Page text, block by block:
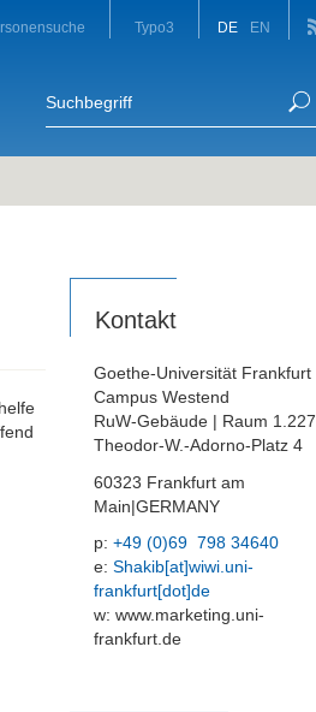
Typo3 DE EN
Kontakt
Goethe-Universität Frankfurt
Campus Westend
RuW-Gebäude | Raum 1.227
Theodor-W.-Adorno-Platz 4
60323 Frankfurt am
Main|GERMANY
p: +49 (0)69 798 34640
e: Shakib[at]wiwi.uni-
frankfurt[dot]de
w: www.marketing.uni-
frankfurt.de